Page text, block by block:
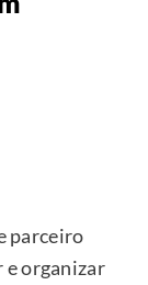
parceiro
e organizar